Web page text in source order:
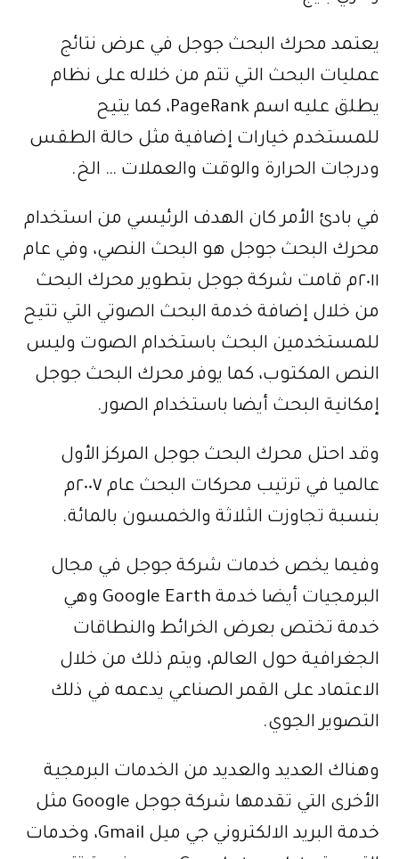
يعتمد محرك البحث جوجل في عرض نتائج
عمليات البحث التي تتم من خلاله على نظام
يطلق عليه اسم PageRank، كما يتيح
للمستخدم خيارات إضافية مثل حالة الطقس
ودرجات الحرارة والوقت والعملات … الخ.
في بادئ الأمر كان الهدف الرئيسي من استخدام
محرك البحث جوجل هو البحث النصي، وفي عام
٢٠١١م قامت شركة جوجل بتطوير محرك البحث
من خلال إضافة خدمة البحث الصوتي التي تتيح
للمستخدمين البحث باستخدام الصوت وليس
النص المكتوب، كما يوفر محرك البحث جوجل
إمكانية البحث أيضا باستخدام الصور.
وقد احتل محرك البحث جوجل المركز الأول
عالميا في ترتيب محركات البحث عام ٢٠٠٧م
بنسبة تجاوزت الثلاثة والخمسون بالمائة.
وفيما يخص خدمات شركة جوجل في مجال
البرمجيات أيضا خدمة Google Earth وهي
خدمة تختص بعرض الخرائط والنطاقات
الجغرافية حول العالم، ويتم ذلك من خلال
الاعتماد على القمر الصناعي يدعمه في ذلك
التصوير الجوي.
وهناك العديد والعديد من الخدمات البرمجية
الأخرى التي تقدمها شركة جوجل Google مثل
خدمة البريد الالكتروني جي ميل Gmail، وخدمات